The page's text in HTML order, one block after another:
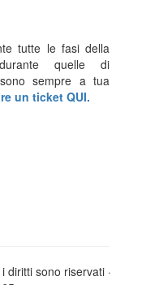
tutte le fasi della
quelle di
sempre a tua
un ticket QUI.
diritti sono riservati ·